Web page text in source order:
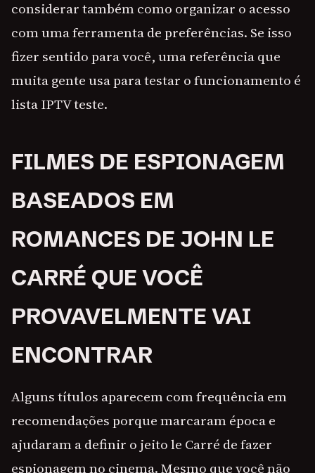
considerar também como organizar o acesso
com uma ferramenta de preferências. Se isso
fizer sentido para você, uma referência que
muita gente usa para testar o funcionamento é
lista IPTV teste.
FILMES DE ESPIONAGEM
BASEADOS EM
ROMANCES DE JOHN LE
CARRÉ QUE VOCÊ
PROVAVELMENTE VAI
ENCONTRAR
Alguns títulos aparecem com frequência em
recomendações porque marcaram época e
ajudaram a definir o jeito le Carré de fazer
espionagem no cinema. Mesmo que você não